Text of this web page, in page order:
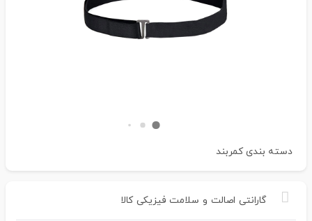
دسته بندی کمربند
گارانتی اصالت و سلامت فیزیکی کالا